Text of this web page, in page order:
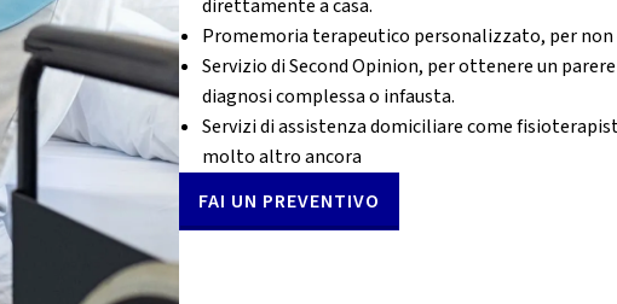
direttamente a casa.
Promemoria terapeutico personalizzato, per non
Servizio di Second Opinion, per ottenere un
diagnosi complessa o infausta.
Servizi di assistenza domiciliare come
molto altro ancora
FAI UN PREVENTIVO